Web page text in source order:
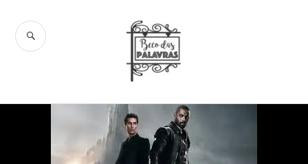
content
Beco das
Palavras
SEARCH